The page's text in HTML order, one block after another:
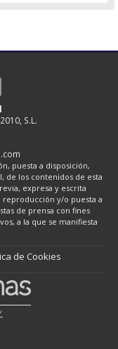
S.L.
puesta a disposición,
de los contenidos de esta
expresa y escrita
y/o puesta a
de prensa con fines
a la que se manifiesta
de Cookies